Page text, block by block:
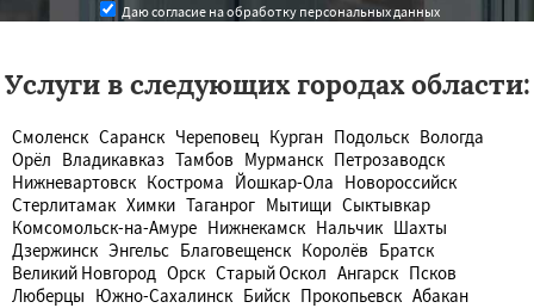
Даю согласие на обработку персональных данных
Услуги в следующих городах области:
Смоленск Саранск Череповец Курган Подольск Вологда
Орёл Владикавказ Тамбов Мурманск Петрозаводск
Нижневартовск Кострома Йошкар-Ола Новороссийск
Стерлитамак Химки Таганрог Мытищи Сыктывкар
Комсомольск-на-Амуре Нижнекамск Нальчик Шахты
Дзержинск Энгельс Благовещенск Королёв Братск
Великий Новгород Орск Старый Оскол Ангарск Псков
Люберцы Южно-Сахалинск Бийск Прокопьевск Абакан